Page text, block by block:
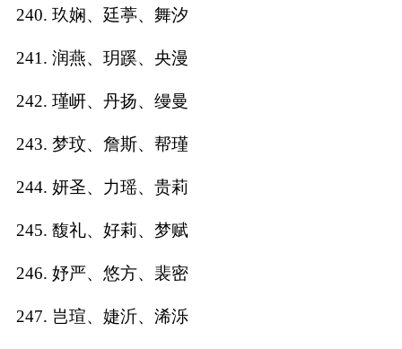
240. 玖娴、廷葶、舞汐
241. 润燕、玥蹊、央漫
242. 瑾岍、丹扬、缦曼
243. 梦玟、詹斯、帮瑾
244. 妍圣、力瑶、贵莉
245. 馥礼、好莉、梦赋
246. 妤严、悠方、裴密
247. 岂瑄、婕沂、浠泺